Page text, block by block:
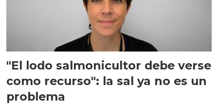
"El lodo salmonicultor debe verse
como recurso": la sal ya no es un
problema